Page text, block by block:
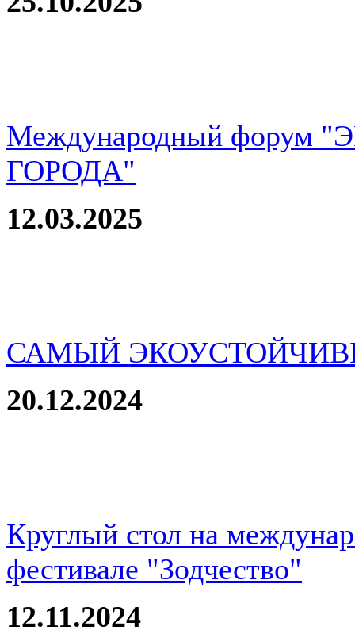
Международный
ГОРОДА"
12.03.2025
САМЫЙ
20.12.2024
Круглый стол на
фестивале "Зодчество"
12.11.2024